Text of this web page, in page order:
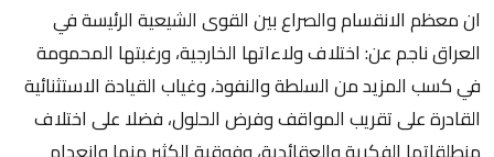
ان معظم الانقسام والصراع بين القوى الشيعية الرئيسة في
العراق ناجم عن: اختلاف ولاءاتها الخارجية، ورغبتها المحمومة
في كسب المزيد من السلطة والنفوذ، وغياب القيادة الاستثنائية
القادرة على تقريب المواقف وفرض الحلول، فضلا على اختلاف